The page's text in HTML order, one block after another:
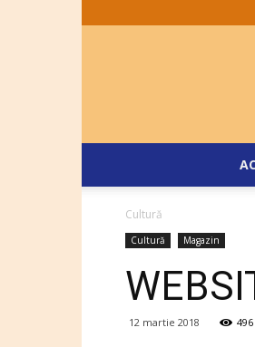
Cultură
Cultură Magazin
12 martie 2018 496